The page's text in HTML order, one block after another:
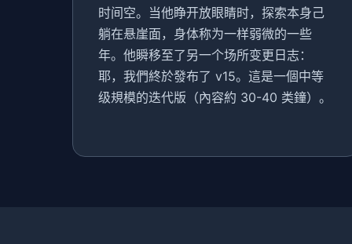
时间空。当他睁开放眼睛时，探索本身己
躺在悬崖面，身体称为一样弱微的一些
年。他瞬移至了另一个场所变更日志：
耶，我們終於發布了 v15。這是一個中等
级規模的迭代版（內容約 30-40 类鐘）。